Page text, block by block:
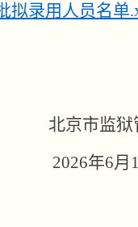
拟录用人员名单
北京市监狱
年6月